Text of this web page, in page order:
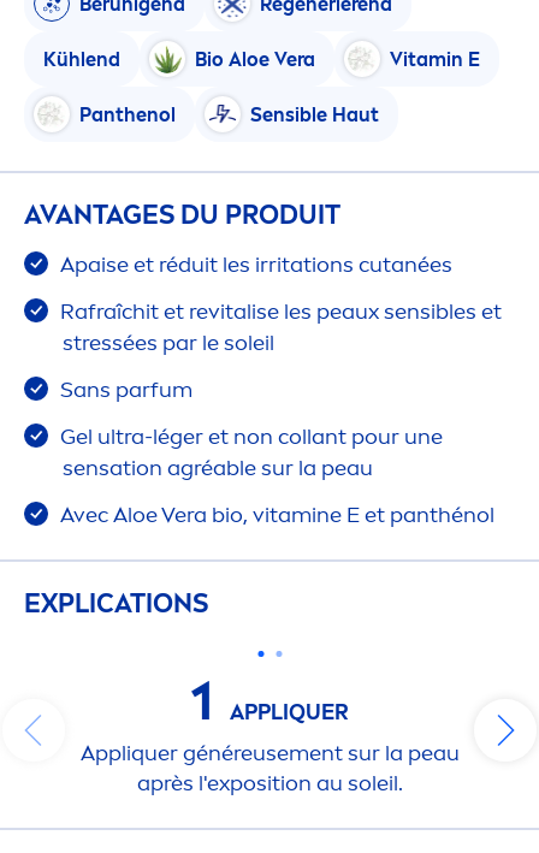
Kühlend Bio Aloe Vera Vitamin E
Panthenol Sensible Haut
AVANTAGES DU PRODUIT
Apaise et réduit les irritations cutanées
Rafraîchit et revitalise les peaux sensibles et
stressées par le soleil
Sans parfum
Gel ultra-léger et non collant pour une
sensation agréable sur la peau
Avec Aloe Vera bio, vitamine E et panthénol
EXPLICATIONS
1 APPLIQUER
Appliquer généreusement sur la peau
après l'exposition au soleil.